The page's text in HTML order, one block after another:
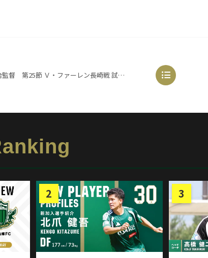
督 第25節 Ｖ・ファーレン長崎戦 試合前